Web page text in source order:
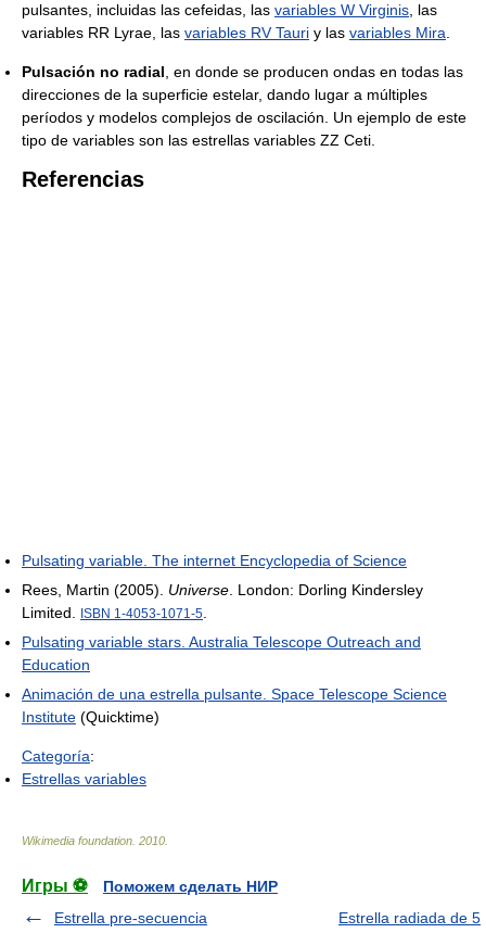
pulsantes, incluidas las cefeidas, las variables W Virginis , las
variables RR Lyrae, las variables RV Tauri y las variables Mira
Pulsación no radial , en donde se producen ondas en todas las
direcciones de la superficie estelar, dando lugar a múltiples
períodos y modelos complejos de oscilación. Un ejemplo de este
tipo de variables son las estrellas variables ZZ Ceti.
Referencias
Pulsating variable. The internet Encyclopedia of Science
Rees, Martin (2005). Universe . London: Dorling Kindersley
Limited.
ISBN 1-4053-1071-5
Pulsating variable stars. Australia Telescope Outreach and
Education
Animación de una estrella pulsante. Space Telescope Science
Institute (Quicktime)
Categoría:
Estrellas variables
Wikimedia foundation 2010
Игры ⚽
Поможем сделать НИР
Estrella pre-secuencia
Estrella radiada de 5